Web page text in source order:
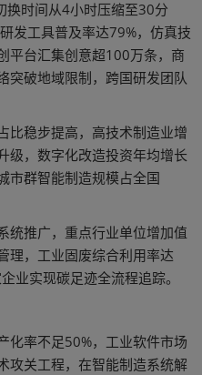
换时间从4小时压缩至30分
发工具普及率达79%，仿真技
平台汇集创意超100万条，商
突破地域限制，跨国研发团队
比稳步提高，高技术制造业增
级，数字化改造投资年均增长
市群智能制造规模占全国
统推广，重点行业单位增加值
理，工业固废综合利用率达
业实现碳足迹全流程追踪。
化率不足50%，工业软件市场
攻关工程，在智能制造系统解